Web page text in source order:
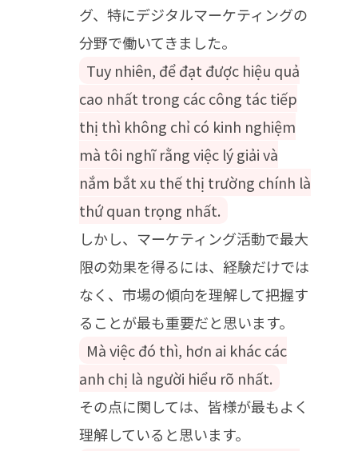
グ、特にデジタルマーケティングの
分野で働いてきました。
Tuy nhiên, để đạt được hiệu quả
cao nhất trong các công tác tiếp
thị thì không chỉ có kinh nghiệm
mà tôi nghĩ rằng việc lý giải và
nắm bắt xu thế thị trường chính là
thứ quan trọng nhất.
しかし、マーケティング活動で最大
限の効果を得るには、経験だけでは
なく、市場の傾向を理解して把握す
ることが最も重要だと思います。
Mà việc đó thì, hơn ai khác các
anh chị là người hiểu rõ nhất.
その点に関しては、皆様が最もよく
理解していると思います。